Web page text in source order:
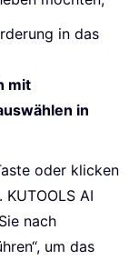
in das
mit
in
oder klicken
KUTOOLS AI
nach
um das